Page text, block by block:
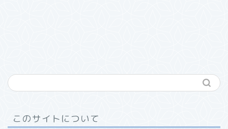
このサイトについて